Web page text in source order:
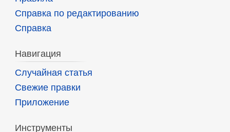
Справка по редактированию
Справка
Навигация
Случайная статья
Свежие правки
Приложение
Инструменты